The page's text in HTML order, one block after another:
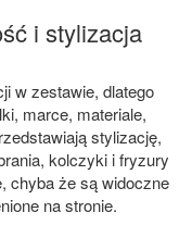
i stylizacja
w zestawie, dlatego
marce, materiale,
stylizację,
kolczyki i fryzury
chyba że są widoczne
na stronie.